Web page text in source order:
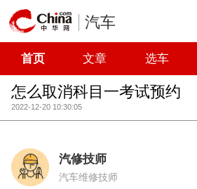
汽车
首页 文章 选车
怎么取消科目一考试预约
2022-12-20 10:30:05
汽修技师
汽车维修技师